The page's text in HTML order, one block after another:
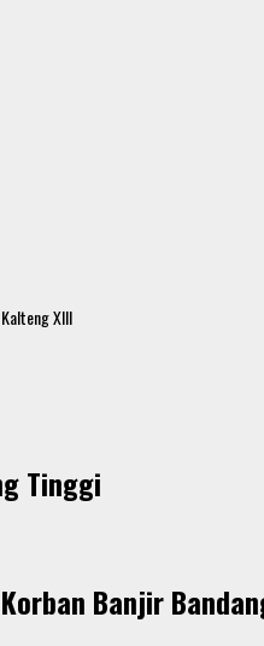
XIII
Tinggi
Banjir